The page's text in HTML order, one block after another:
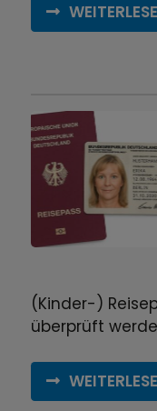
(Kinder-)
überprüft